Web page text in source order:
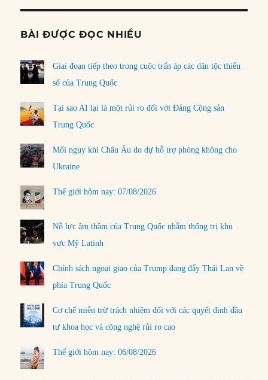
BÀI ĐƯỢC ĐỌC NHIỀU
Giai đoạn tiếp theo trong cuộc trấn áp các dân tộc thiểu
số của Trung Quốc
Tại sao AI lại là một rủi ro đối với Đảng Cộng sản
Trung Quốc
Mối nguy khi Châu Âu do dự hỗ trợ phòng không cho
Ukraine
Thế giới hôm nay: 07/08/2026
Nỗ lực âm thầm của Trung Quốc nhằm thống trị khu
vực Mỹ Latinh
Chính sách ngoại giao của Trump đang đẩy Thái Lan về
phía Trung Quốc
Cơ chế miễn trừ trách nhiệm đối với các quyết định đầu
tư khoa học và công nghệ rủi ro cao
Thế giới hôm nay: 06/08/2026